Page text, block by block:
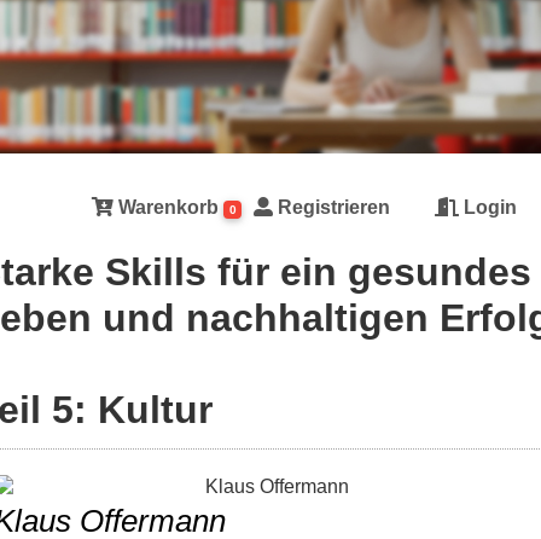
Warenkorb 0 Registrieren Login
Skills für ein gesundes
und nachhaltigen
5: Kultur
Offermann